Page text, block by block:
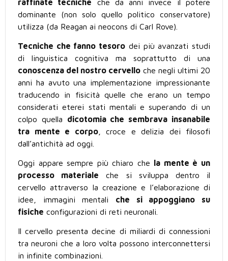
raffinate tecniche che da anni invece il potere
dominante (non solo quello politico conservatore)
utilizza (da Reagan ai neocons di Carl Rove).
Tecniche che fanno tesoro dei più avanzati studi
di linguistica cognitiva ma soprattutto di una
conoscenza del nostro cervello che negli ultimi 20
anni ha avuto una implementazione impressionante
traducendo in fisicità quelle che erano un tempo
considerati eterei stati mentali e superando di un
colpo quella dicotomia che sembrava insanabile
tra mente e corpo, croce e delizia dei filosofi
dall’antichità ad oggi.
Oggi appare sempre più chiaro che la mente è un
processo materiale che si sviluppa dentro il
cervello attraverso la creazione e l’elaborazione di
idee, immagini mentali che si appoggiano su
fisiche configurazioni di reti neuronali.
Il cervello presenta decine di miliardi di connessioni
tra neuroni che a loro volta possono interconnettersi
in infinite combinazioni.